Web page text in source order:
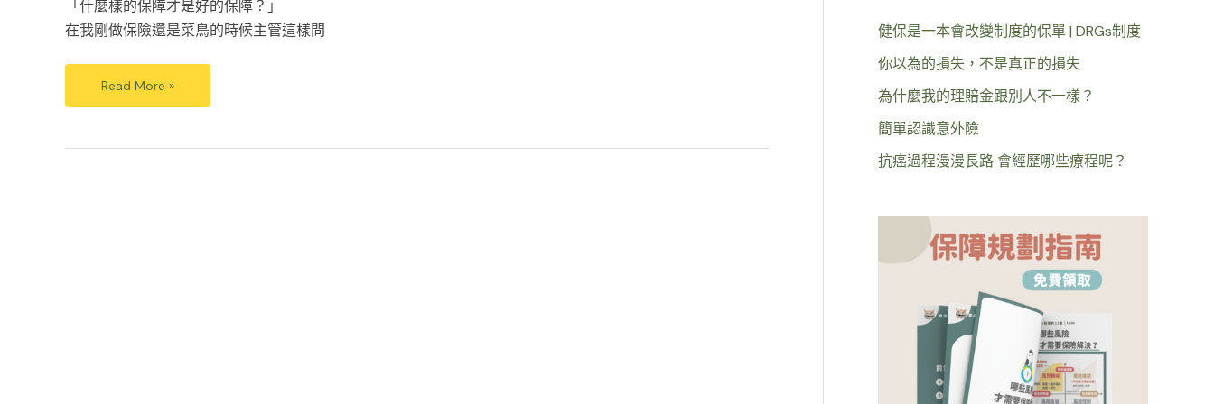
「什麼樣的保障才是好的保障？」
在我剛做保險還是菜鳥的時候主管這樣問
Read More »
健保是一本會改變制度的保單 | DRGs制度
你以為的損失，不是真正的損失
為什麼我的理賠金跟別人不一樣？
簡單認識意外險
抗癌過程漫漫長路 會經歷哪些療程呢？